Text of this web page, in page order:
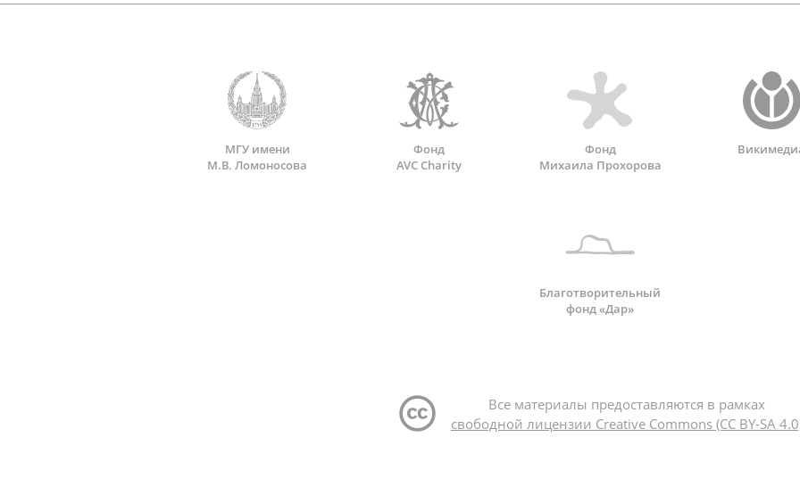
МГУ имени
М.В. Ломоносова
Фонд
AVC Charity
Фонд
Михаила Прохорова
Благотворительный
фонд «Дар»
Все материалы предоставляются в рамках
свободной лицензии Creative Commons (CC BY-SA